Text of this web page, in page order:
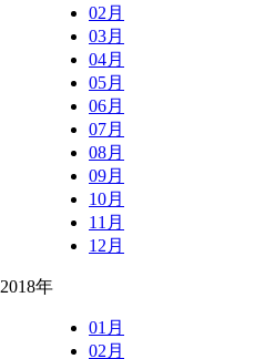
02月
03月
04月
05月
06月
07月
08月
09月
10月
11月
12月
2018年
01月
02月